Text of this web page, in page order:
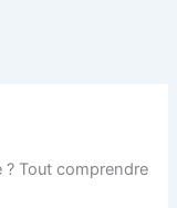
? Tout comprendre